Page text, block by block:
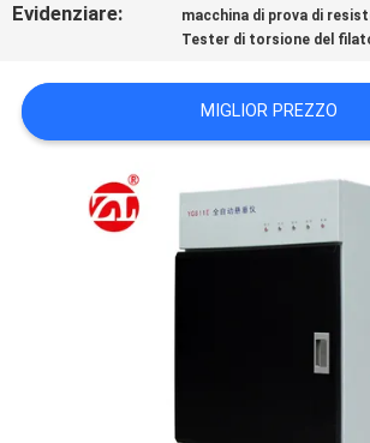
UNA
VR
SHOW
Evidenziare: macchina di prova di
Tester di torsione del
MIGLIOR PREZZO